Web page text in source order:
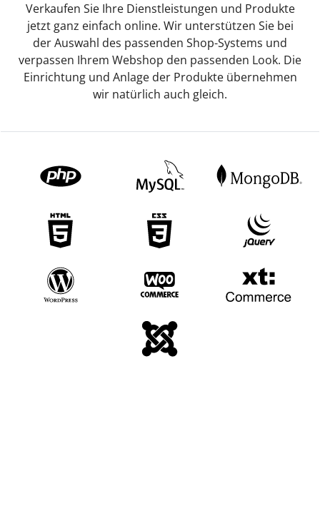
Verkaufen Sie Ihre Dienstleistungen und Produkte
jetzt ganz einfach online. Wir unterstützen Sie bei
der Auswahl des passenden Shop-Systems und
verpassen Ihrem Webshop den passenden Look. Die
Einrichtung und Anlage der Produkte übernehmen
wir natürlich auch gleich.